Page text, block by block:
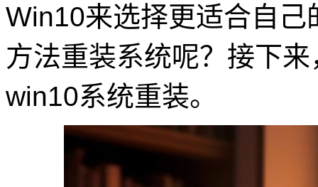
Win10来选择更适合自
方法重装系统呢？接下
win10系统重装。